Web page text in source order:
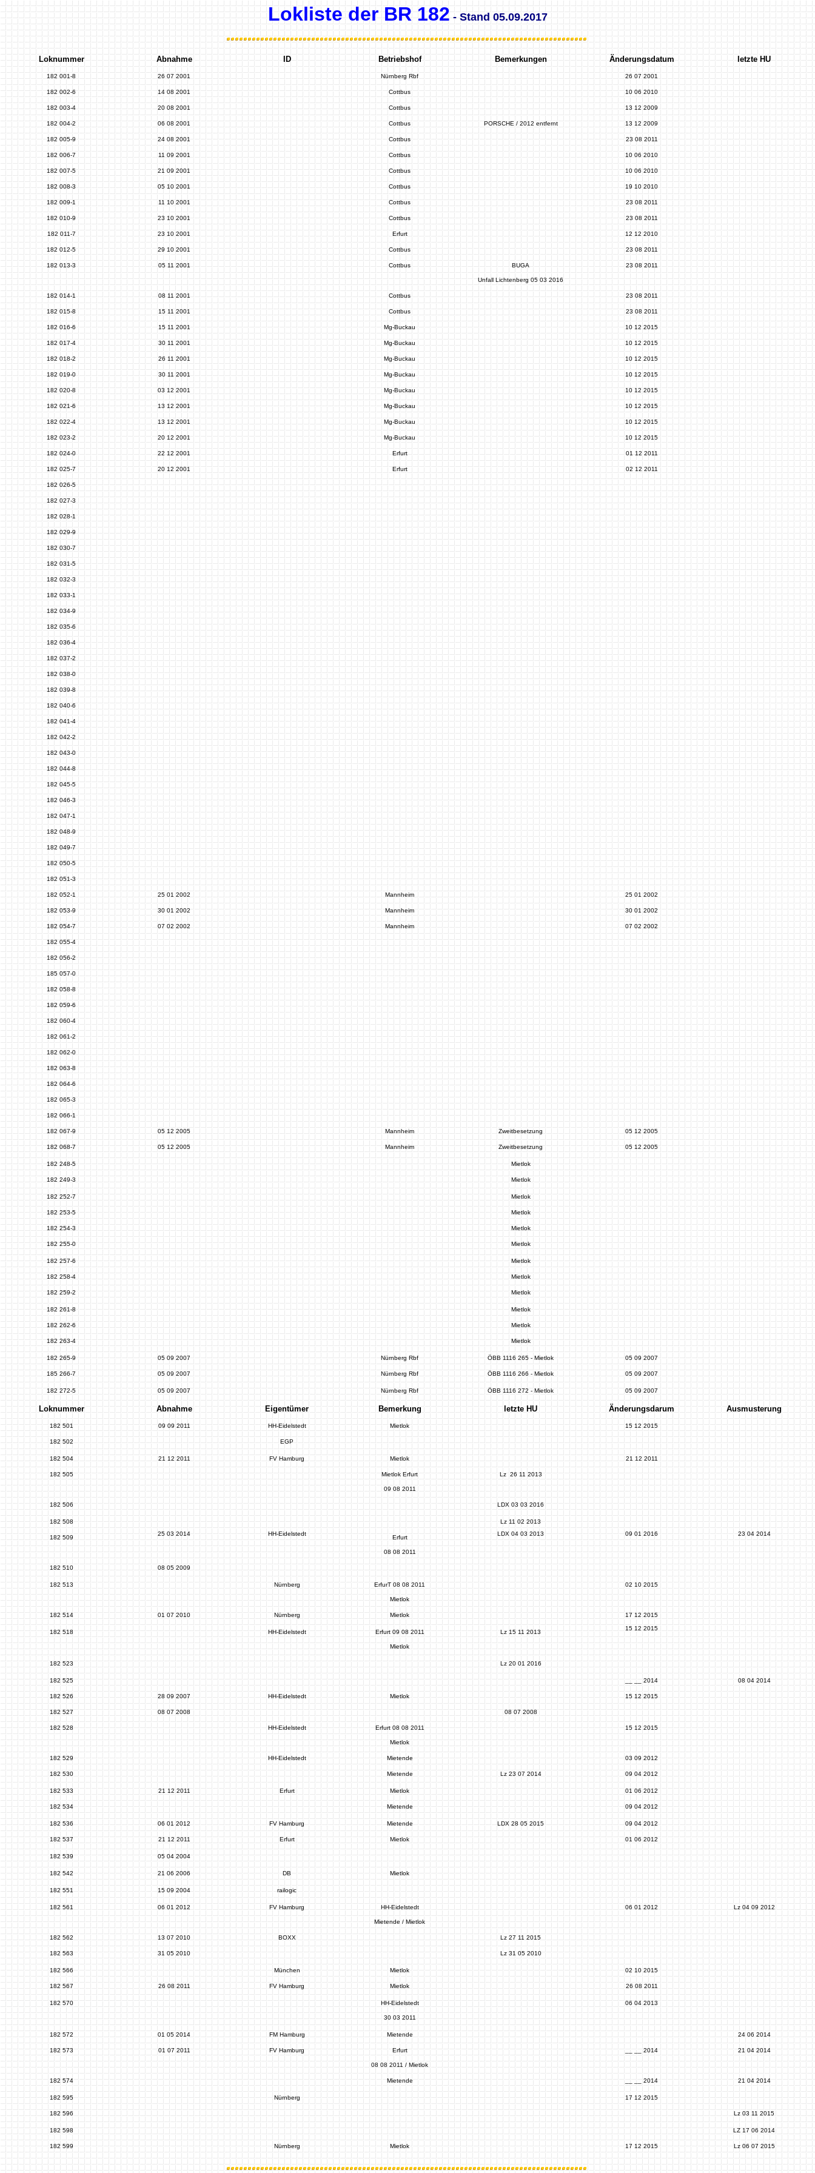
Lokliste der BR 182 - Stand 05.09.2017
Loknummer Abnahme ID Betriebshof Bemerkungen Änderungsdatum letzte HU
182 001-8 26 07 2001 Nürnberg Rbf 26 07 2001
182 002-6 14 08 2001 Cottbus 10 06 2010
182 003-4 20 08 2001 Cottbus 13 12 2009
182 004-2 06 08 2001 Cottbus PORSCHE / 2012 entfernt 13 12 2009
182 005-9 24 08 2001 Cottbus 23 08 2011
182 006-7 11 09 2001 Cottbus 10 06 2010
182 007-5 21 09 2001 Cottbus 10 06 2010
182 008-3 05 10 2001 Cottbus 19 10 2010
182 009-1 11 10 2001 Cottbus 23 08 2011
182 010-9 23 10 2001 Cottbus 23 08 2011
182 011-7 23 10 2001 Erfurt 12 12 2010
182 012-5 29 10 2001 Cottbus 23 08 2011
182 013-3 05 11 2001 Cottbus BUGA
Unfall Lichtenberg 05 03 2016
23 08 2011
182 014-1 08 11 2001 Cottbus 23 08 2011
182 015-8 15 11 2001 Cottbus 23 08 2011
182 016-6 15 11 2001 Mg-Buckau 10 12 2015
182 017-4 30 11 2001 Mg-Buckau 10 12 2015
182 018-2 26 11 2001 Mg-Buckau 10 12 2015
182 019-0 30 11 2001 Mg-Buckau 10 12 2015
182 020-8 03 12 2001 Mg-Buckau 10 12 2015
182 021-6 13 12 2001 Mg-Buckau 10 12 2015
182 022-4 13 12 2001 Mg-Buckau 10 12 2015
182 023-2 20 12 2001 Mg-Buckau 10 12 2015
182 024-0 22 12 2001 Erfurt 01 12 2011
182 025-7 20 12 2001 Erfurt 02 12 2011
182 026-5
182 027-3
182 028-1
182 029-9
182 030-7
182 031-5
182 032-3
182 033-1
182 034-9
182 035-6
182 036-4
182 037-2
182 038-0
182 039-8
182 040-6
182 041-4
182 042-2
182 043-0
182 044-8
182 045-5
182 046-3
182 047-1
182 048-9
182 049-7
182 050-5
182 051-3
182 052-1 25 01 2002 Mannheim 25 01 2002
182 053-9 30 01 2002 Mannheim 30 01 2002
182 054-7 07 02 2002 Mannheim 07 02 2002
182 055-4
182 056-2
185 057-0
182 058-8
182 059-6
182 060-4
182 061-2
182 062-0
182 063-8
182 064-6
182 065-3
182 066-1
182 067-9 05 12 2005 Mannheim Zweitbesetzung 05 12 2005
182 068-7 05 12 2005 Mannheim Zweitbesetzung 05 12 2005
182 248-5 Mietlok
182 249-3 Mietlok
182 252-7 Mietlok
182 253-5 Mietlok
182 254-3 Mietlok
182 255-0 Mietlok
182 257-6 Mietlok
182 258-4 Mietlok
182 259-2 Mietlok
182 261-8 Mietlok
182 262-6 Mietlok
182 263-4 Mietlok
182 265-9 05 09 2007 Nürnberg Rbf ÖBB 1116 265 - Mietlok 05 09 2007
185 266-7 05 09 2007 Nürnberg Rbf ÖBB 1116 266 - Mietlok 05 09 2007
182 272-5 05 09 2007 Nürnberg Rbf ÖBB 1116 272 - Mietlok 05 09 2007
Loknummer Abnahme Eigentümer Bemerkung letzte HU Änderungsdarum Ausmusterung
182 501 09 09 2011 HH-Eidelstedt Mietlok 15 12 2015
182 502 EGP
182 504 21 12 2011 FV Hamburg Mietlok 21 12 2011
182 505 Mietlok Erfurt
09 08 2011
Lz 26 11 2013
182 506 LDX 03 03 2016
182 508 Lz 11 02 2013
182 509
25 03 2014 HH-Eidelstedt
Erfurt
08 08 2011
LDX 04 03 2013 09 01 2016 23 04 2014
182 510 08 05 2009
182 513 Nürnberg ErfurT 08 08 2011
Mietlok
02 10 2015
182 514 01 07 2010 Nürnberg Mietlok 17 12 2015
182 518 HH-Eidelstedt Erfurt 09 08 2011
Mietlok
Lz 15 11 2013
15 12 2015
182 523 Lz 20 01 2016
182 525 __ __ 2014 08 04 2014
182 526 28 09 2007 HH-Eidelstedt Mietlok 15 12 2015
182 527 08 07 2008 08 07 2008
182 528 HH-Eidelstedt Erfurt 08 08 2011
Mietlok
15 12 2015
182 529 HH-Eidelstedt Mietende 03 09 2012
182 530 Mietende Lz 23 07 2014 09 04 2012
182 533 21 12 2011 Erfurt Mietlok 01 06 2012
182 534 Mietende 09 04 2012
182 536 06 01 2012 FV Hamburg Mietende LDX 28 05 2015 09 04 2012
182 537 21 12 2011 Erfurt Mietlok 01 06 2012
182 539 05 04 2004
182 542 21 06 2006 DB Mietlok
182 551 15 09 2004 railogic
182 561 06 01 2012 FV Hamburg HH-Eidelstedt
Mietende / Mietlok
06 01 2012 Lz 04 09 2012
182 562 13 07 2010 BOXX Lz 27 11 2015
182 563 31 05 2010 Lz 31 05 2010
182 566 München Mietlok 02 10 2015
182 567 26 08 2011 FV Hamburg Mietlok 26 08 2011
182 570 HH-Eidelstedt
30 03 2011
06 04 2013
182 572 01 05 2014 FM Hamburg Mietende 24 06 2014
182 573 01 07 2011 FV Hamburg Erfurt
08 08 2011 / Mietlok
__ __ 2014 21 04 2014
182 574 Mietende __ __ 2014 21 04 2014
182 595 Nürnberg 17 12 2015
182 596 Lz 03 11 2015
182 598 LZ 17 06 2014
182 599 Nürnberg Mietlok 17 12 2015 Lz 06 07 2015